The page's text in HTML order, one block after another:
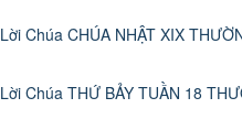
Lời Chúa CHÚA NHẬT XIX
Lời Chúa THỨ BẢY TUẦN 18